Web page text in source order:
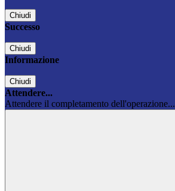
Chiudi
Successo
Chiudi
Informazione
Chiudi
Attendere...
Attendere il completamento dell'operazione...